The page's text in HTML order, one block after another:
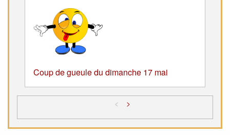
Coup de gueule du dimanche 17 mai
< >